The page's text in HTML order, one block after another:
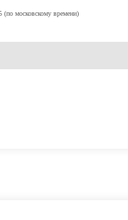
московскому времени)